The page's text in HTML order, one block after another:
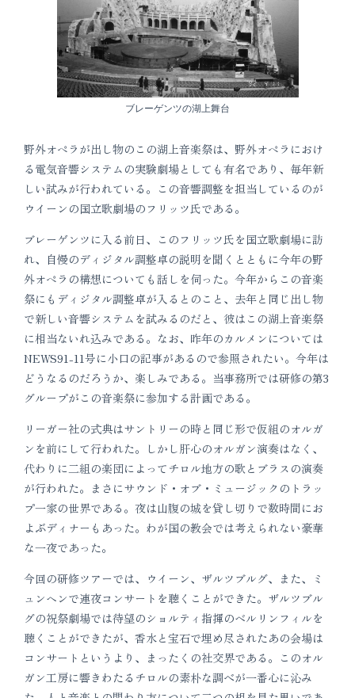
ブレーゲンツの湖上舞台
野外オペラが出し物のこの湖上音楽祭は、野外オペラにおけ
る電気音響システムの実験劇場としても有名であり、毎年新
しい試みが行われている。この音響調整を担当しているのが
ウイーンの国立歌劇場のフリッツ氏である。
ブレーゲンツに入る前日、このフリッツ氏を国立歌劇場に訪
れ、自慢のディジタル調整卓の説明を聞くとともに今年の野
外オペラの構想についても話しを伺った。今年からこの音楽
祭にもディジタル調整卓が入るとのこと、去年と同じ出し物
で新しい音響システムを試みるのだと、彼はこの湖上音楽祭
に相当ないれ込みである。なお、昨年のカルメンについては
NEWS91-11号に小口の記事があるので参照されたい。今年は
どうなるのだろうか、楽しみである。当事務所では研修の第3
グループがこの音楽祭に参加する計画である。
リーガー社の式典はサントリーの時と同じ形で仮組のオルガ
ンを前にして行われた。しかし肝心のオルガン演奏はなく、
代わりに二組の楽団によってチロル地方の歌とブラスの演奏
が行われた。まさにサウンド・オブ・ミュージックのトラッ
プ一家の世界である。夜は山腹の城を貸し切りで数時間にお
よぶディナーもあった。わが国の教会では考えられない豪華
な一夜であった。
今回の研修ツアーでは、ウイーン、ザルツブルグ、また、ミ
ュンヘンで連夜コンサートを聴くことができた。ザルツブル
グの祝祭劇場では待望のショルティ指揮のベルリンフィルを
聴くことができたが、香水と宝石で埋め尽されたあの会場は
コンサートというより、まったくの社交界である。このオル
ガン工房に響きわたるチロルの素朴な調べが一番心に沁み